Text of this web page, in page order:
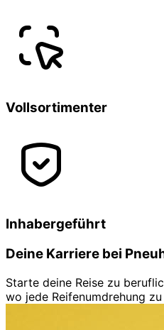
Vollsortimenter
Inhabergeführt
Deine Karriere bei
Starte deine Reise zu
wo jede Reifenumdrehung